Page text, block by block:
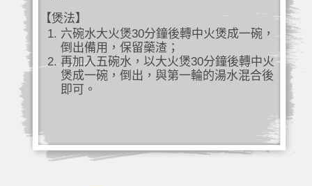
【煲法】
六碗水大火煲30分鐘後轉中火煲成一碗，
倒出備用，保留藥渣；
再加入五碗水，以大火煲30分鐘後轉中火
煲成一碗，倒出，與第一輪的湯水混合後
即可。